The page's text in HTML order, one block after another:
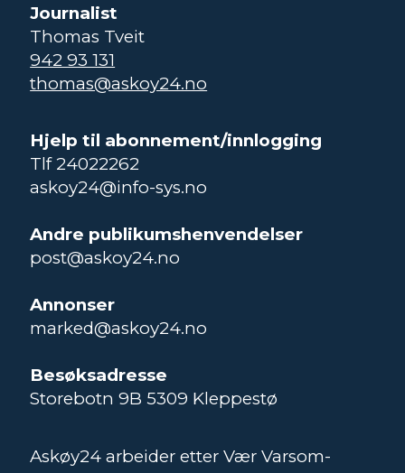
Journalist
Thomas Tveit
942 93 131
thomas@askoy24.no
Hjelp til abonnement/innlogging
Tlf 24022262
askoy24@info-sys.no
Andre publikumshenvendelser
post@askoy24.no
Annonser
marked@askoy24.no
Besøksadresse
Storebotn 9B 5309 Kleppestø
Askøy24 arbeider etter Vær Varsom-